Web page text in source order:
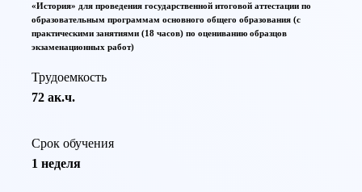
«История» для проведения государственной итоговой аттестации по
образовательным программам основного общего образования (с
практическими занятиями (18 часов) по оцениванию образцов
экзаменационных работ)
Трудоемкость
72 ак.ч.
Срок обучения
1 неделя